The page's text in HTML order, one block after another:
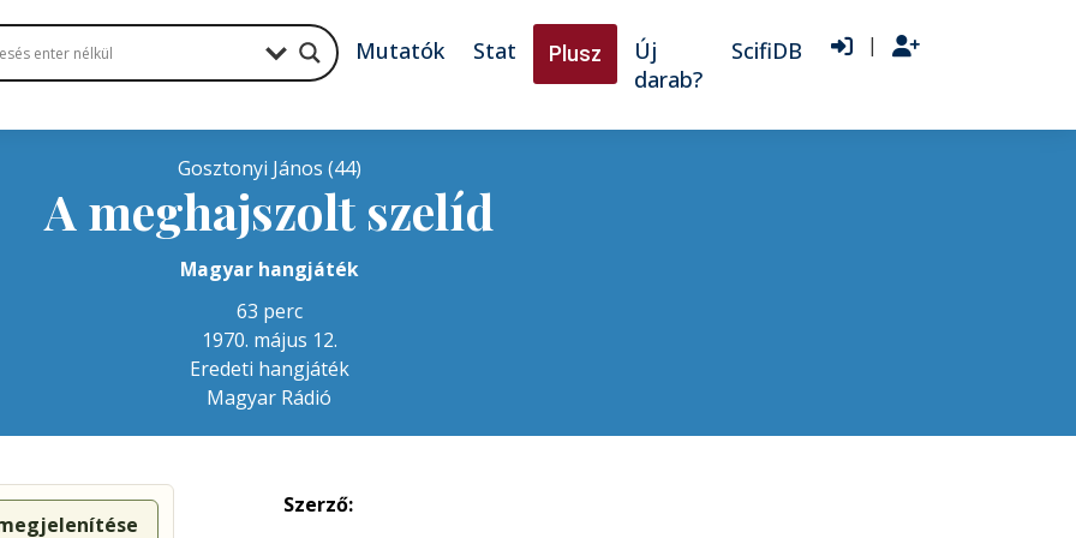
Mutatók Stat Plusz
Új
darab?
ScifiDB |
Gosztonyi János (44)
A meghajszolt szelíd
Magyar hangjáték
63 perc
1970. május 12.
Eredeti hangjáték
Magyar Rádió
Szerző: